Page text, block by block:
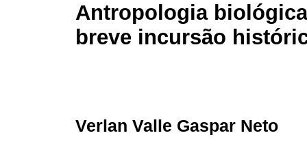
Antropologia
breve incursão
Verlan Valle Gaspar Neto